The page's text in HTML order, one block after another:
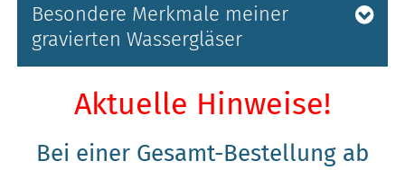
Besondere Merkmale meiner
gravierten Wassergläser
Aktuelle Hinweise!
Bei einer Gesamt-Bestellung ab